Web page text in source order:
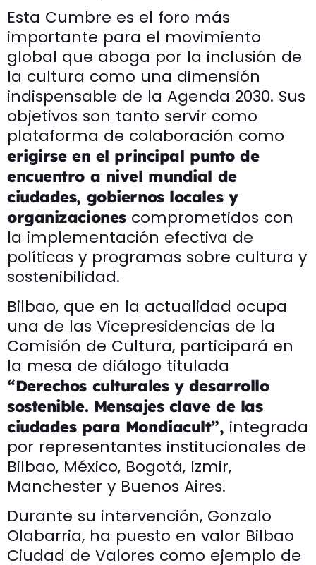
Esta Cumbre es el foro más
importante para el movimiento
global que aboga por la inclusión de
la cultura como una dimensión
indispensable de la Agenda 2030. Sus
objetivos son tanto servir como
plataforma de colaboración como
erigirse en el principal punto de
encuentro a nivel mundial de
ciudades, gobiernos locales y
organizaciones comprometidos con
la implementación efectiva de
políticas y programas sobre cultura y
sostenibilidad.
Bilbao, que en la actualidad ocupa
una de las Vicepresidencias de la
Comisión de Cultura, participará en
la mesa de diálogo titulada
“Derechos culturales y desarrollo
sostenible. Mensajes clave de las
ciudades para Mondiacult”, integrada
por representantes institucionales de
Bilbao, México, Bogotá, Izmir,
Manchester y Buenos Aires.
Durante su intervención, Gonzalo
Olabarria, ha puesto en valor Bilbao
Ciudad de Valores como ejemplo de